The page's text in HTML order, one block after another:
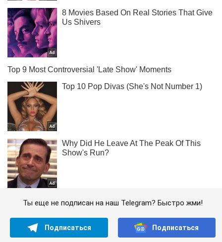
Ты еще не подписан на наш Telegram? Быстро жми!
Подписаться Подписаться